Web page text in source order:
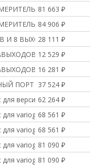
МОДУ
81 663 ₽
МОДУ
84 906 ₽
И 8 ВЫХОДОВ ДЛ
28 111 ₽
РЕЛЕ
12 529 ₽
ЭЛЕКТРОН
16 281 ₽
ПОРТ RS232, R
37 524 ₽
для версии d62 264 ₽
для variogra68 561 ₽
для variogra68 561 ₽
для variogra81 090 ₽
для variogra81 090 ₽